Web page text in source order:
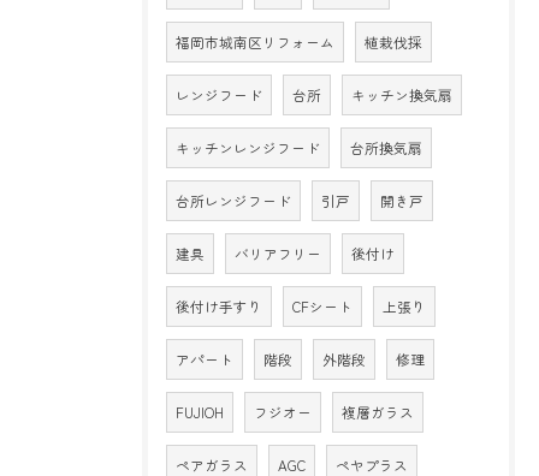
福岡市城南区リフォーム 植栽伐採
レンジフード 台所 キッチン換気扇
キッチンレンジフード 台所換気扇
台所レンジフード 引戸 開き戸
建具 バリアフリー 後付け
後付け手すり CFシート 上張り
アパート 階段 外階段 修理
FUJIOH フジオー 複層ガラス
ペアガラス AGC ペヤプラス